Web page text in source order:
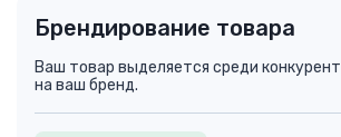
Брендирование товара
Ваш товар выделяется среди
на ваш бренд.